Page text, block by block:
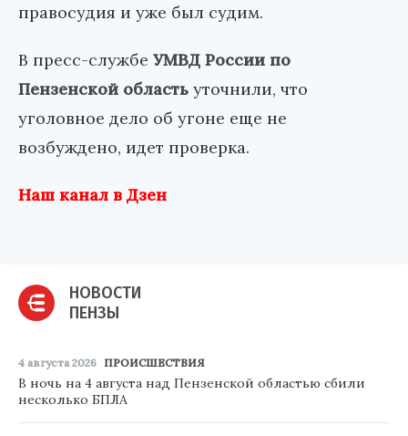
правосудия и уже был судим.
В пресс-службе УМВД России по
Пензенской область уточнили, что
уголовное дело об угоне еще не
возбуждено, идет проверка.
Наш канал в Дзен
НОВОСТИ
ПЕНЗЫ
4 августа 2026 ПРОИСШЕСТВИЯ
В ночь на 4 августа над Пензенской областью сбили
несколько БПЛА